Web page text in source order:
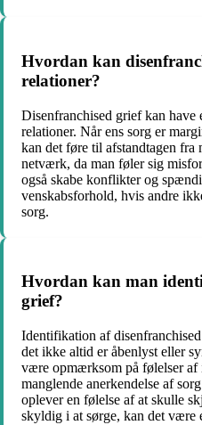
Hvordan kan
relationer?
Disenfranchised grief kan
relationer. Når ens sorg er
kan det føre til afstandtagen fra
netværk, da man føler sig
også skabe konflikter og
venskabsforhold, hvis andre
sorg.
Hvordan kan man
grief?
Identifikation af
det ikke altid er åbenlyst eller
være opmærksom på følelser af
manglende anerkendelse af
oplever en følelse af at skulle
skyldig i at sørge, kan det være